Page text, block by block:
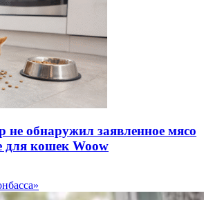
не обнаружил заявленное мясо
для кошек Woow